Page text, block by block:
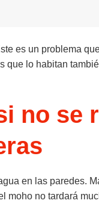
es un problema
que lo habitan
no se
en las paredes.
moho no tardará